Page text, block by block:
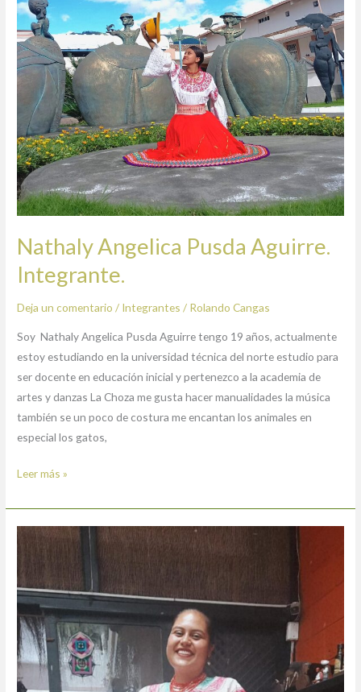
Nathaly Angelica Pusda Aguirre.
Integrante.
Deja un comentario / Integrantes / Rolando Cangas
Soy Nathaly Angelica Pusda Aguirre tengo 19 años, actualmente
estoy estudiando en la universidad técnica del norte estudio para
ser docente en educación inicial y pertenezco a la academia de
artes y danzas La Choza me gusta hacer manualidades la música
también se un poco de costura me encantan los animales en
especial los gatos,
Leer más »
Nashely
Cárdenas
Ponce.
Integrante.